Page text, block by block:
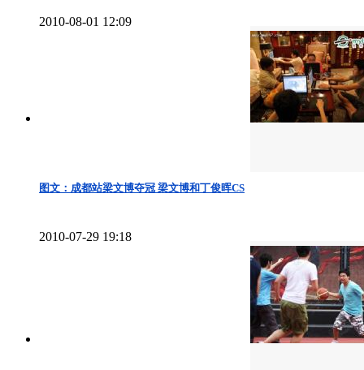
2010-08-01 12:09
图文：成都站梁文博夺冠 梁文博和丁俊晖CS
2010-07-29 19:18